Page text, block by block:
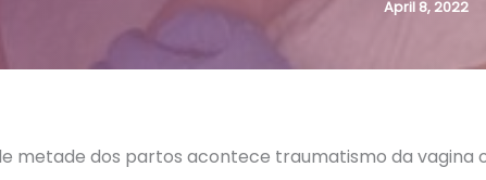
April 8, 2022
metade dos partos acontece traumatismo da